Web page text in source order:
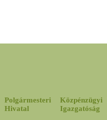
Polgármesteri
Hivatal
Közpénzügyi
Igazgatóság